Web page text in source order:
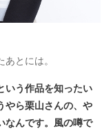
とには。
いう作品を知ったい
やら栗山さんの、や
なんです。風の噂で